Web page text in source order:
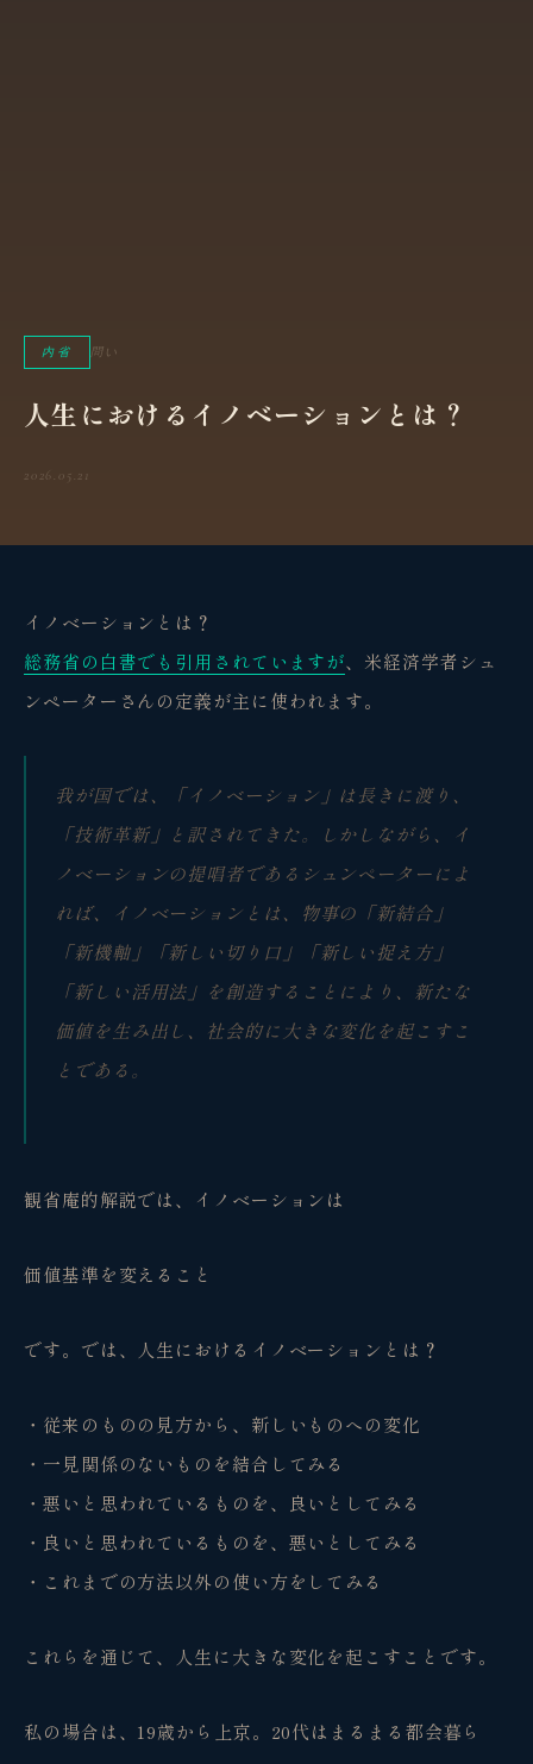
内省 問い
人生におけるイノベーションとは？
2026.05.21
イノベーションとは？
総務省の白書でも引用されていますが、米経済学者シュ
ンペーターさんの定義が主に使われます。
我が国では、「イノベーション」は長きに渡り、
「技術革新」と訳されてきた。しかしながら、イ
ノベーションの提唱者であるシュンペーターによ
れば、イノベーションとは、物事の「新結合」
「新機軸」「新しい切り口」「新しい捉え方」
「新しい活用法」を創造することにより、新たな
価値を生み出し、社会的に大きな変化を起こすこ
とである。
観省庵的解説では、イノベーションは
価値基準を変えること
です。では、人生におけるイノベーションとは？
・従来のものの見方から、新しいものへの変化
・一見関係のないものを結合してみる
・悪いと思われているものを、良いとしてみる
・良いと思われているものを、悪いとしてみる
・これまでの方法以外の使い方をしてみる
これらを通じて、人生に大きな変化を起こすことです。
私の場合は、19歳から上京。20代はまるまる都会暮ら